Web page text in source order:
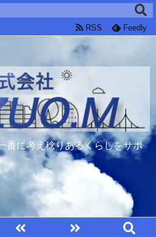
番に考え稔りあるくらしをサポ
RSS Feedly